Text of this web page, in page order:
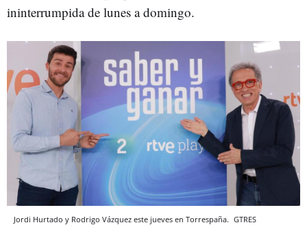
ininterrumpida de lunes a domingo.
Jordi Hurtado y Rodrigo Vázquez este jueves en Torrespaña. GTRES